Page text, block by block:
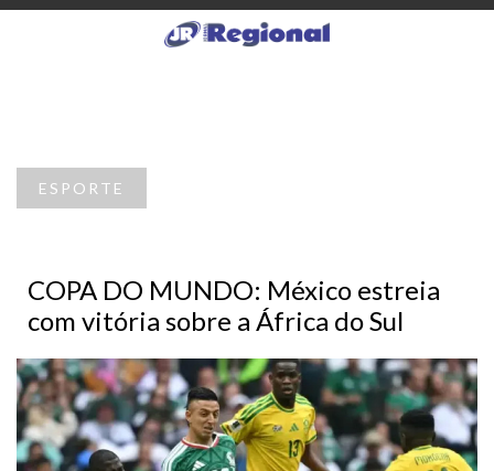
ESPORTE
COPA DO MUNDO: México estreia
com vitória sobre a África do Sul